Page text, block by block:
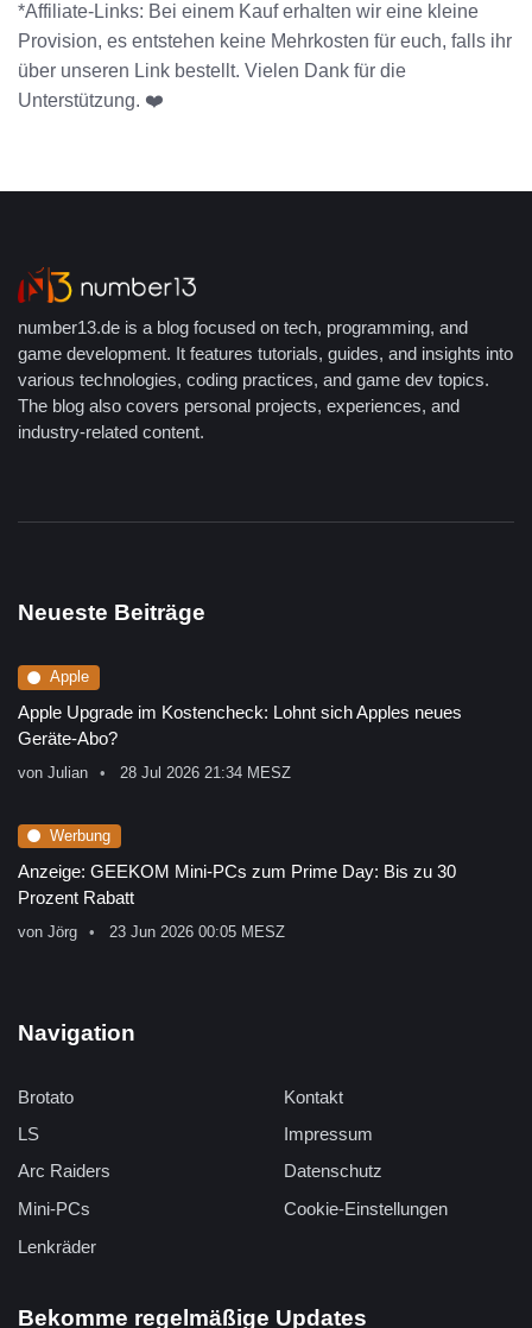
*Affiliate-Links: Bei einem Kauf erhalten wir eine kleine
Provision, es entstehen keine Mehrkosten für euch, falls ihr
über unseren Link bestellt. Vielen Dank für die
Unterstützung. ❤️
number13.de is a blog focused on tech, programming, and
game development. It features tutorials, guides, and insights into
various technologies, coding practices, and game dev topics.
The blog also covers personal projects, experiences, and
industry-related content.
Neueste Beiträge
Apple
Apple Upgrade im Kostencheck: Lohnt sich Apples neues
Geräte-Abo?
von Julian 28 Jul 2026 21:34 MESZ
Werbung
Anzeige: GEEKOM Mini-PCs zum Prime Day: Bis zu 30
Prozent Rabatt
von Jörg 23 Jun 2026 00:05 MESZ
Navigation
Brotato
LS
Arc Raiders
Mini-PCs
Lenkräder
Kontakt
Impressum
Datenschutz
Cookie-Einstellungen
Bekomme regelmäßige Updates